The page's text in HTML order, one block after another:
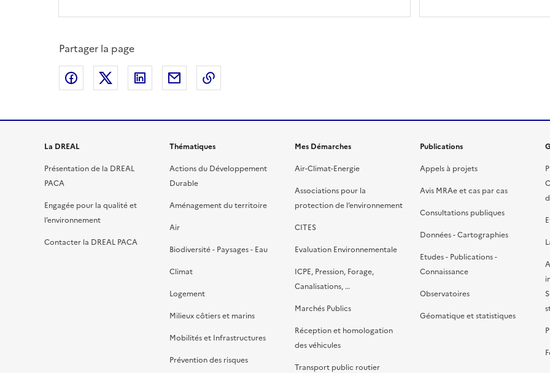
Partager la page
Partager sur Facebook
Partager sur XPartager sur LinkedIn
Partager par email
La DREAL
Présentation de la DREAL
PACA
Engagée pour la qualité et
l’environnement
Contacter la DREAL PACA
Thématiques
Actions du Développement
Durable
Aménagement du territoire
Air
Biodiversité - Paysages - Eau
Climat
Logement
Milieux côtiers et marins
Mobilités et Infrastructures
Prévention des risques
Mes Démarches
Air-Climat-Energie
Associations pour la
protection de l’environnement
CITES
Evaluation Environnementale
ICPE, Pression, Forage,
Canalisations, …
Marchés Publics
Réception et homologation
des véhicules
Transport public routier
Publications
Appels à projets
Avis MRAe et cas par cas
Consultations publiques
Données - Cartographies
Etudes - Publications -
Connaissance
Observatoires
Géomatique et statistiques